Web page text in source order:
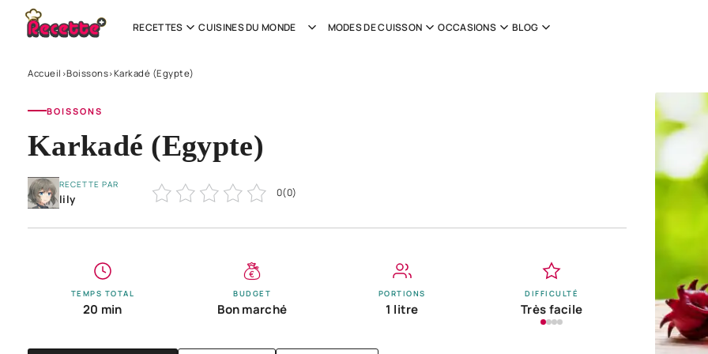
RECETTES CUISINES DU MONDE MODES DE CUISSON OCCASIONS BLOG
Accueil ›Boissons›Karkadé (Egypte)
BOISSONS
Karkadé (Egypte)
RECETTE PAR
lily 0(0)
TEMPS TOTAL
20 min
BUDGET
Bon marché
PORTIONS
1 litre
DIFFICULTÉ
Très facile